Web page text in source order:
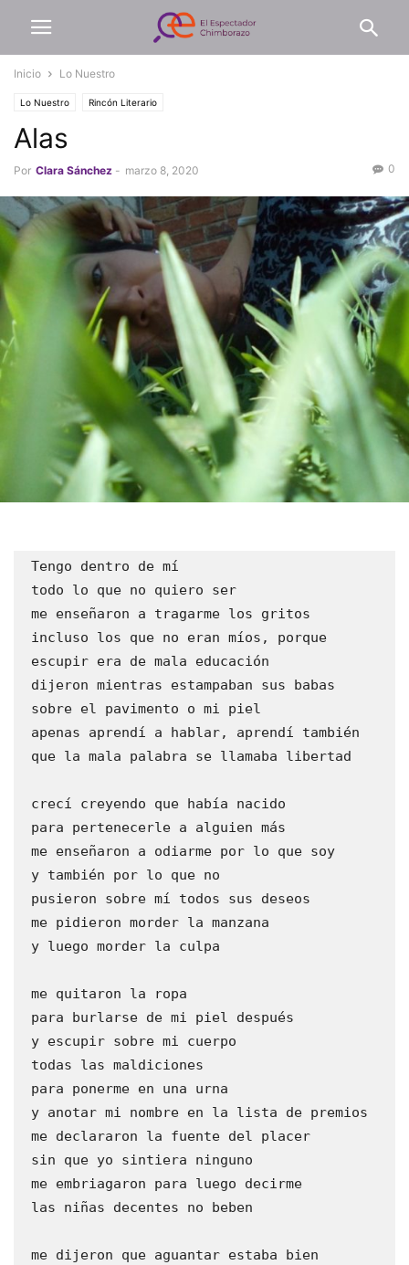
Inicio Lo Nuestro
Lo Nuestro Rincón Literario
Alas
Por Clara Sánchez - marzo 8, 2020 0
Tengo dentro de mí
todo lo que no quiero ser
me enseñaron a tragarme los gritos
incluso los que no eran míos, porque
escupir era de mala educación
dijeron mientras estampaban sus babas
sobre el pavimento o mi piel
apenas aprendí a hablar, aprendí también
que la mala palabra se llamaba libertad
crecí creyendo que había nacido
para pertenecerle a alguien más
me enseñaron a odiarme por lo que soy
y también por lo que no
pusieron sobre mí todos sus deseos
me pidieron morder la manzana
y luego morder la culpa
me quitaron la ropa
para burlarse de mi piel después
y escupir sobre mi cuerpo
todas las maldiciones
para ponerme en una urna
y anotar mi nombre en la lista de premios
me declararon la fuente del placer
sin que yo sintiera ninguno
me embriagaron para luego decirme
las niñas decentes no beben
me dijeron que aguantar estaba bien